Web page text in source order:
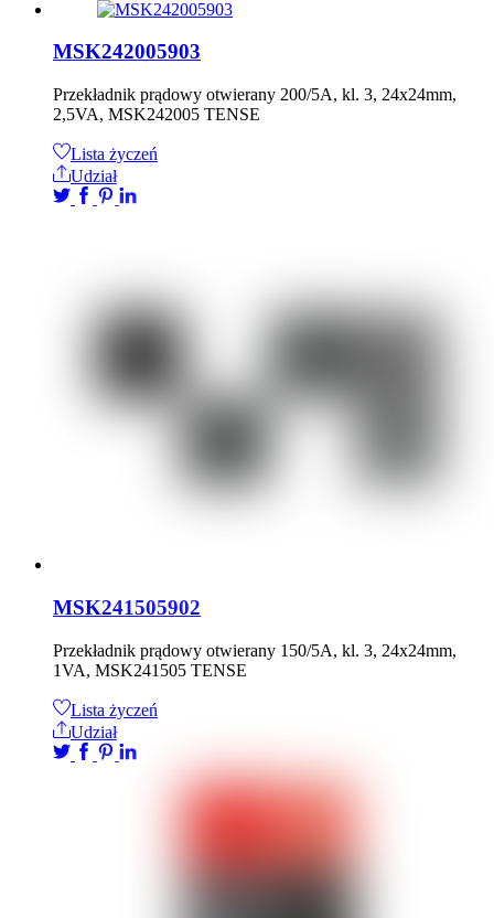
MSK242005903
Przekładnik prądowy otwierany 200/5A, kl. 3, 24x24mm,
2,5VA, MSK242005 TENSE
Lista życzeń
Udział
MSK241505902
Przekładnik prądowy otwierany 150/5A, kl. 3, 24x24mm,
1VA, MSK241505 TENSE
Lista życzeń
Udział